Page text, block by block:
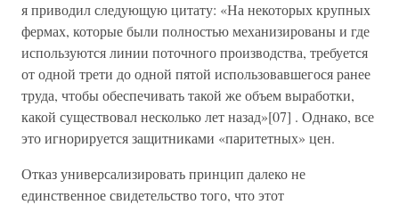
я приводил следующую цитату: «На некоторых крупных
фермах, которые были полностью механизированы и где
используются линии поточного производства, требуется
от одной трети до одной пятой использовавшегося ранее
труда, чтобы обеспечивать такой же объем выработки,
какой существовал несколько лет назад»[07] . Однако, все
это игнорируется защитниками «паритетных» цен.
Отказ универсализировать принцип далеко не
единственное свидетельство того, что этот